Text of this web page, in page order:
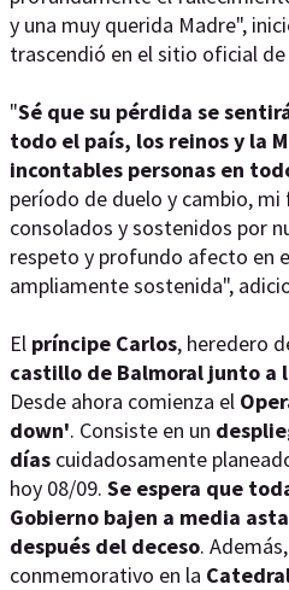
y una muy querida Madre",
trascendió en el sitio oficial de
"Sé que su pérdida se
todo el país, los reinos y la
incontables personas en
período de duelo y cambio,
consolados y sostenidos por
respeto y profundo afecto en
ampliamente sostenida",
El príncipe Carlos, heredero
castillo de Balmoral junto a
Desde ahora comienza el
down'. Consiste en un
días cuidadosamente
hoy 08/09. Se espera que
Gobierno bajen a media
después del deceso.
conmemorativo en la